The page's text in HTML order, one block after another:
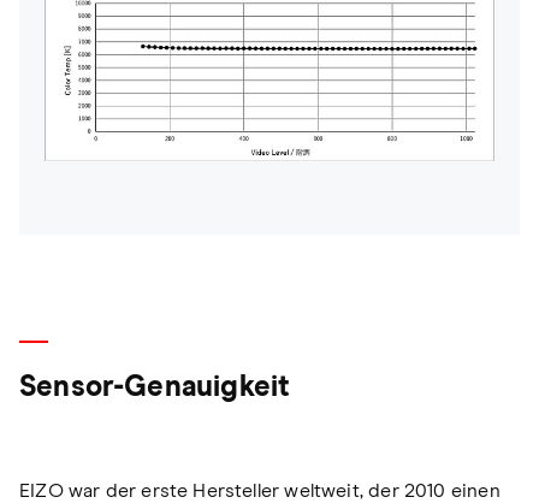
Sensor-Genauigkeit
EIZO war der erste Hersteller weltweit, der 2010 einen